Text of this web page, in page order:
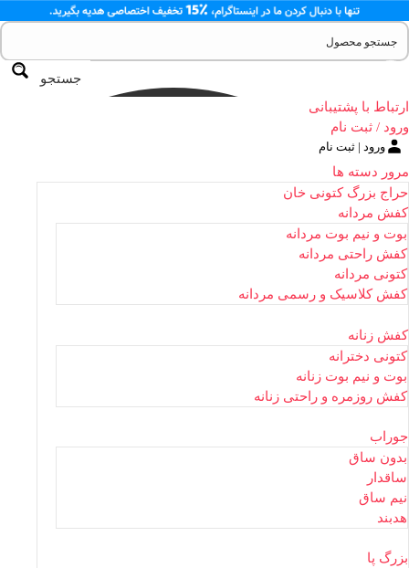
جستجو
ارتباط با پشتیبانی
ورود / ثبت نام
ورود | ثبت نام
مرور دسته ها
حراج بزرگ کتونی خان
کفش مردانه
بوت و نیم بوت مردانه
کفش راحتی مردانه
کتونی مردانه
کفش کلاسیک و رسمی مردانه
کفش زنانه
کتونی دخترانه
بوت و نیم بوت زنانه
کفش روزمره و راحتی زنانه
جوراب
بدون ساق
ساقدار
نیم ساق
هدبند
بزرگ پا